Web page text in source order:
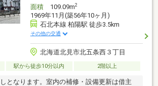
面積109.09m2
1969年11月(築56年10ヶ月)
石北本線 柏陽駅 徒歩3.5km
その他の交通
北海道北見市北五条西３丁目
駅から徒歩10分以内 2階以上
となります。室内の補修・設備更新は借主